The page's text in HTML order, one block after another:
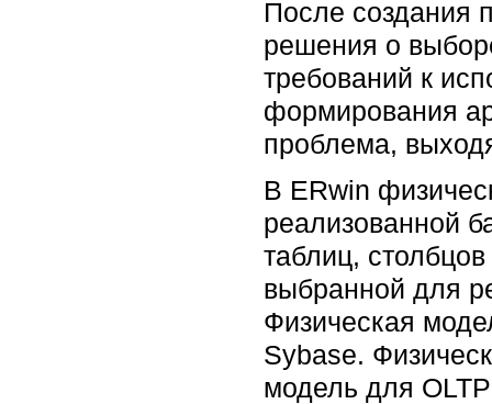
После создания
решения о
требований к
формирования
проблема,
В ERwin
реализованной
таблиц,
выбранной для
Физическая
Sybase.
модель для